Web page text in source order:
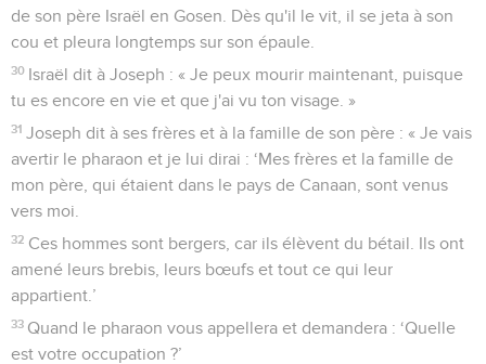
de son père Israël en Gosen. Dès qu'il le vit, il se jeta à son
cou et pleura longtemps sur son épaule.
30 Israël dit à Joseph : « Je peux mourir maintenant, puisque
tu es encore en vie et que j'ai vu ton visage. »
31 Joseph dit à ses frères et à la famille de son père : « Je vais
avertir le pharaon et je lui dirai : ‘Mes frères et la famille de
mon père, qui étaient dans le pays de Canaan, sont venus
vers moi.
32 Ces hommes sont bergers, car ils élèvent du bétail. Ils ont
amené leurs brebis, leurs bœufs et tout ce qui leur
appartient.’
33 Quand le pharaon vous appellera et demandera : ‘Quelle
est votre occupation ?’